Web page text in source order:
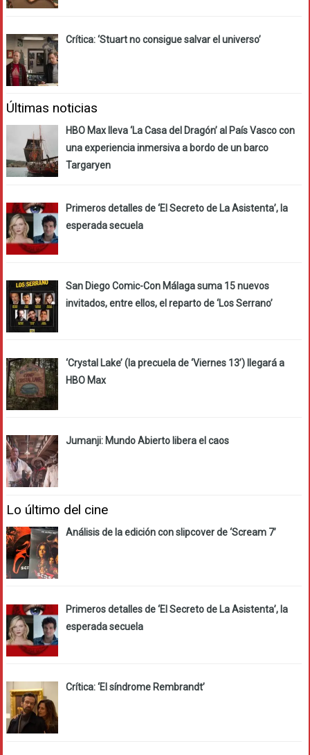
Crítica: ‘Stuart no consigue salvar el universo’
Últimas noticias
HBO Max lleva ‘La Casa del Dragón’ al País Vasco con
una experiencia inmersiva a bordo de un barco
Targaryen
Primeros detalles de ‘El Secreto de La Asistenta’, la
esperada secuela
San Diego Comic-Con Málaga suma 15 nuevos
invitados, entre ellos, el reparto de ‘Los Serrano’
‘Crystal Lake’ (la precuela de ‘Viernes 13’) llegará a
HBO Max
Jumanji: Mundo Abierto libera el caos
Lo último del cine
Análisis de la edición con slipcover de ‘Scream 7’
Primeros detalles de ‘El Secreto de La Asistenta’, la
esperada secuela
Crítica: ‘El síndrome Rembrandt’